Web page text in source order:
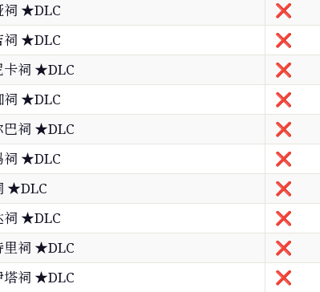
祠 ★DLC
❌
祠 ★DLC
❌
卡祠 ★DLC
❌
祠 ★DLC
❌
巴祠 ★DLC
❌
祠 ★DLC
❌
★DLC
❌
祠 ★DLC
❌
里祠 ★DLC
❌
塔祠 ★DLC
❌